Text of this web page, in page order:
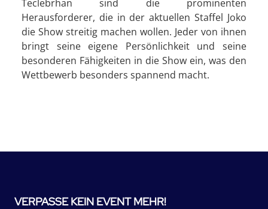
Teclebrhan sind die prominenten
Herausforderer, die in der aktuellen Staffel Joko
die Show streitig machen wollen. Jeder von ihnen
bringt seine eigene Persönlichkeit und seine
besonderen Fähigkeiten in die Show ein, was den
Wettbewerb besonders spannend macht.
VERPASSE KEIN EVENT MEHR!